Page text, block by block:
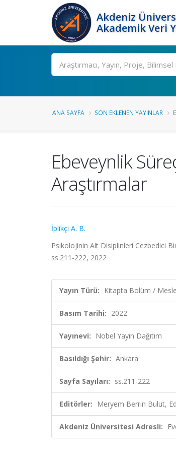
Akdeniz
Akademik Veri
Ara
ANA SAYFA SON EKLENEN YAYINLAR
Ebeveynlik
Araştırmalar
İplikçi A. B.
Psikolojinin Alt Disiplinleri Cezbedici
ss.211-222, 2022
Yayın Türü: Kitapta Bölüm /
Basım Tarihi: 2022
Yayınevi: Nobel Yayın Dağıtım
Basıldığı Şehir: Ankara
Sayfa Sayıları: ss.211-222
Editörler: Meryem Berrin Bulut,
Akdeniz Üniversitesi Adresli: